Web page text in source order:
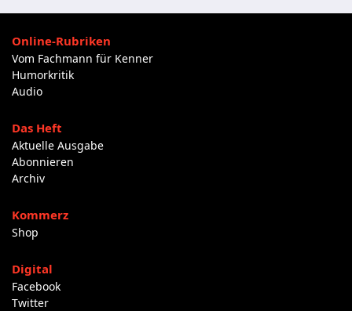
Online-Rubriken
Vom Fachmann für Kenner
Humorkritik
Audio
Das Heft
Aktuelle Ausgabe
Abonnieren
Archiv
Kommerz
Shop
Digital
Facebook
Twitter